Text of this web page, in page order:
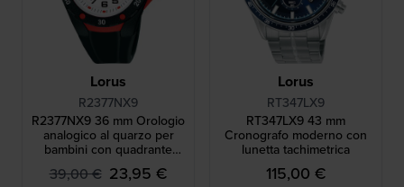
Lorus
R2377NX9
R2377NX9 36 mm Orologio
analogico al quarzo per
bambini con quadrante
retroilluminato
39,00 € 23,95 €
Lorus
RT347LX9
RT347LX9 43 mm
Cronografo moderno con
lunetta tachimetrica
115,00 €